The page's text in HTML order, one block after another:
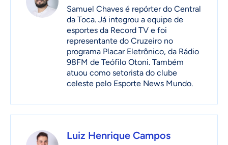
Samuel Chaves é repórter do Central
da Toca. Já integrou a equipe de
esportes da Record TV e foi
representante do Cruzeiro no
programa Placar Eletrônico, da Rádio
98FM de Teófilo Otoni. Também
atuou como setorista do clube
celeste pelo Esporte News Mundo.
Luiz Henrique Campos